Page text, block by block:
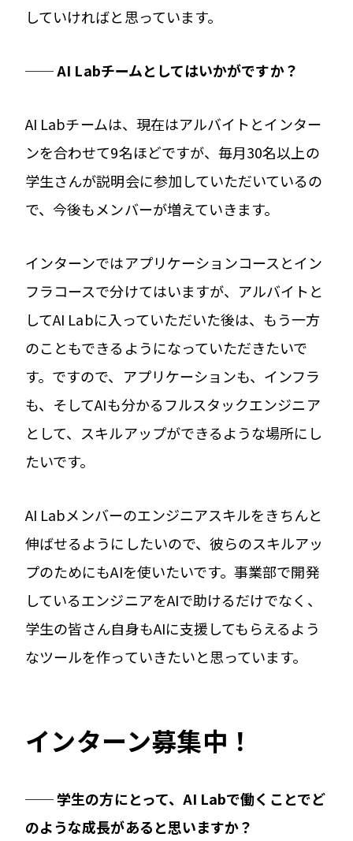
していければと思っています。
── AI Labチームとしてはいかがですか？
AI Labチームは、現在はアルバイトとインター
ンを合わせて9名ほどですが、毎月30名以上の
学生さんが説明会に参加していただいているの
で、今後もメンバーが増えていきます。
インターンではアプリケーションコースとイン
フラコースで分けてはいますが、アルバイトと
してAI Labに入っていただいた後は、もう一方
のこともできるようになっていただきたいで
す。ですので、アプリケーションも、インフラ
も、そしてAIも分かるフルスタックエンジニア
として、スキルアップができるような場所にし
たいです。
AI Labメンバーのエンジニアスキルをきちんと
伸ばせるようにしたいので、彼らのスキルアッ
プのためにもAIを使いたいです。事業部で開発
しているエンジニアをAIで助けるだけでなく、
学生の皆さん自身もAIに支援してもらえるよう
なツールを作っていきたいと思っています。
インターン募集中！
── 学生の方にとって、AI Labで働くことでど
のような成長があると思いますか？